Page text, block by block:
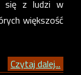
się z ludzi w
większość
Czytaj dalej...